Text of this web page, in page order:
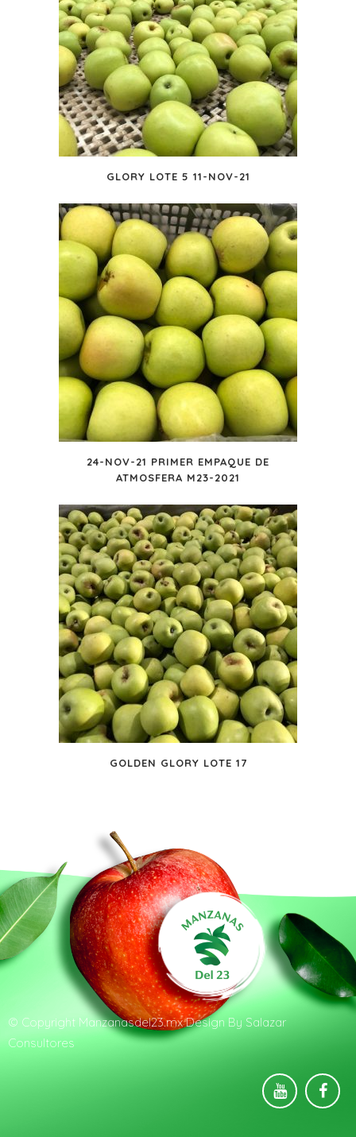
GLORY LOTE 5 11-NOV-21
24-NOV-21 PRIMER EMPAQUE DE
ATMOSFERA M23-2021
GOLDEN GLORY LOTE 17
© Copyright Manzanasdel23.mxDesign By Salazar
Consultores